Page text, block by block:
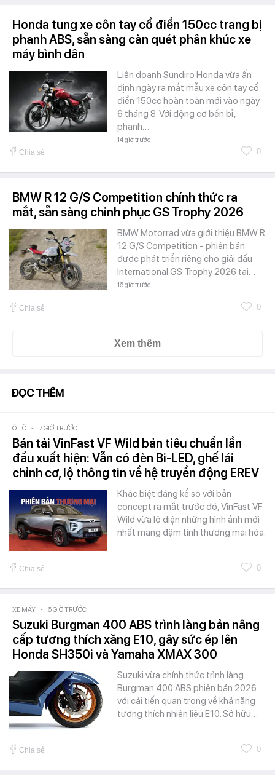
Honda tung xe côn tay cổ điển 150cc trang bị
phanh ABS, sẵn sàng càn quét phân khúc xe
máy bình dân
Liên doanh Sundiro Honda vừa ấn
định ngày ra mắt mẫu xe côn tay cổ
điển 150cc hoàn toàn mới vào ngày
6 tháng 8. Với động cơ bền bỉ,
phanh…
14 giờ trước
Chia sẻ 0
BMW R 12 G/S Competition chính thức ra
mắt, sẵn sàng chinh phục GS Trophy 2026
BMW Motorrad vừa giới thiệu BMW R
12 G/S Competition - phiên bản
được phát triển riêng cho giải đấu
International GS Trophy 2026 tại…
16 giờ trước
Chia sẻ 0
Xem thêm
ĐỌC THÊM
Ô TÔ - 7 GIỜ TRƯỚC
Bán tải VinFast VF Wild bản tiêu chuẩn lần
đầu xuất hiện: Vẫn có đèn Bi-LED, ghế lái
chỉnh cơ, lộ thông tin về hệ truyền động EREV
Khác biệt đáng kể so với bản
concept ra mắt trước đó, VinFast VF
Wild vừa lộ diện những hình ảnh mới
nhất mang đậm tính thương mại hóa.
Chia sẻ 0
XE MÁY - 6 GIỜ TRƯỚC
Suzuki Burgman 400 ABS trình làng bản nâng
cấp tương thích xăng E10, gây sức ép lên
Honda SH350i và Yamaha XMAX 300
Suzuki vừa chính thức trình làng
Burgman 400 ABS phiên bản 2026
với cải tiến quan trọng về khả năng
tương thích nhiên liệu E10. Sở hữu…
Chia sẻ 0